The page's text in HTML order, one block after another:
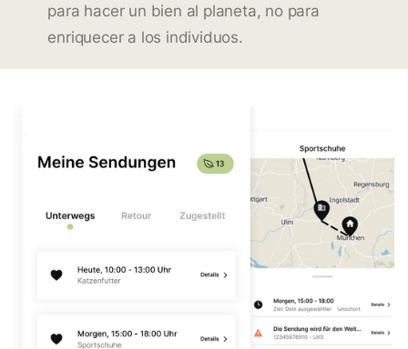
para hacer un bien al planeta, no para
enriquecer a los individuos.